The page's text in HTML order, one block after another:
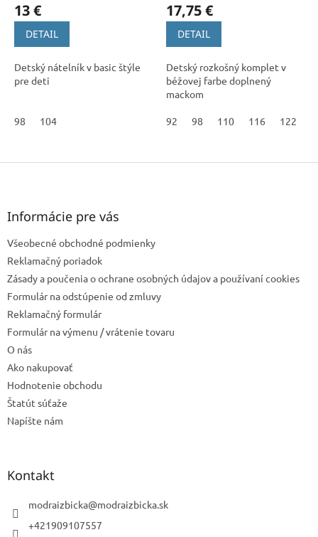
13 €
DETAIL
Detský nátelník v basic štýle
pre deti
98 104
17,75 €
DETAIL
Detský rozkošný komplet v
béžovej farbe doplnený
mackom
92 98 110 116 122
Z
Informácie pre vás
Všeobecné obchodné podmienky
Reklamačný poriadok
Zásady a poučenia o ochrane osobných údajov a používaní cookies
Formulár na odstúpenie od zmluvy
Reklamačný formulár
Formulár na výmenu / vrátenie tovaru
O nás
Ako nakupovať
Hodnotenie obchodu
Štatút súťaže
Napíšte nám
Kontakt
modraizbicka@modraizbicka.sk
+421909107557